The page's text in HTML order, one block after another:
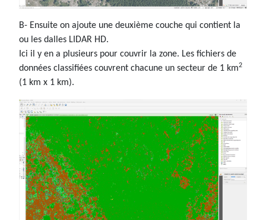
B- Ensuite on ajoute une deuxième couche qui contient la
ou les dalles LIDAR HD.
Ici il y en a plusieurs pour couvrir la zone. Les fichiers de
données classifiées couvrent chacune un secteur de 1 km2
(1 km x 1 km).